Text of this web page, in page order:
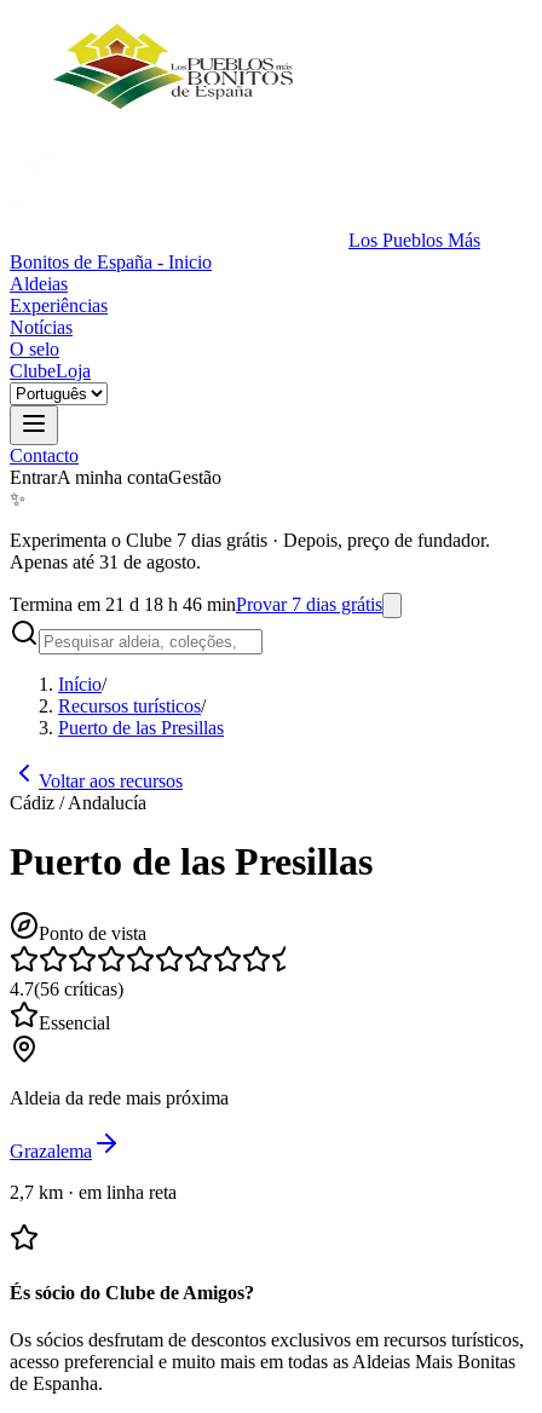
Los Pueblos Más
Bonitos de España - Inicio
Aldeias
Experiências
Notícias
O selo
ClubeLoja
Contacto
EntrarA minha contaGestão
✨
Experimenta o Clube 7 dias grátis · Depois, preço de fundador.
Apenas até 31 de agosto.
Termina em 21 d 18 h 46 minProvar 7 dias grátis
Início/
Recursos turísticos/
Puerto de las Presillas
Voltar aos recursos
Cádiz / Andalucía
Puerto de las Presillas
Ponto de vista
4.7(56 críticas)
Essencial
Aldeia da rede mais próxima
Grazalema
2,7 km · em linha reta
És sócio do Clube de Amigos?
Os sócios desfrutam de descontos exclusivos em recursos turísticos,
acesso preferencial e muito mais em todas as Aldeias Mais Bonitas
de Espanha.